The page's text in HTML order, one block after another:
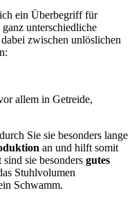
ein Überbegriff für
unterschiedliche
zwischen unlöslichen
allem in Getreide,
Sie sie besonders lange
an und hilft somit
sie besonders gutes
Stuhlvolumen
Schwamm.